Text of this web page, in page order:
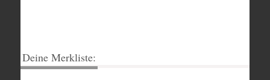
Deine Merkliste: